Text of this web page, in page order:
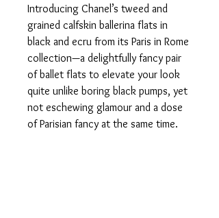
Introducing Chanel’s tweed and
grained calfskin ballerina flats in
black and ecru from its Paris in Rome
collection—a delightfully fancy pair
of ballet flats to elevate your look
quite unlike boring black pumps, yet
not eschewing glamour and a dose
of Parisian fancy at the same time.